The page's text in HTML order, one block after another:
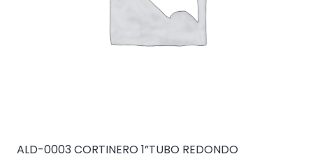
ALD-0003 CORTINERO 1”TUBO REDONDO